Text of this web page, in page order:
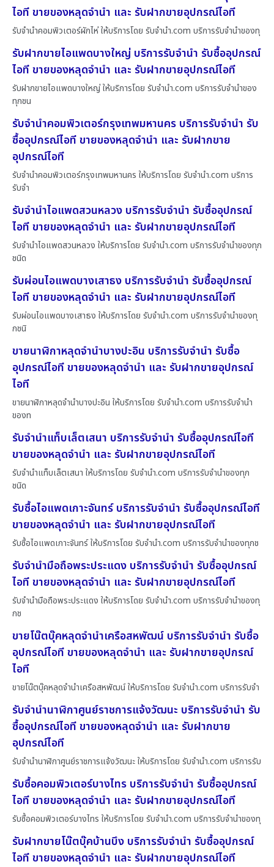
ไอที ขายของหลุดจำนำ และ รับฝากขายอุปกรณ์ไอที
รับจำนำคอมพิวเตอร์ผักไห่ ให้บริการโดย รับจํานํา.com บริการรับจำนำของทุ
รับฝากขายไอแพดบางใหญ่ บริการรับจำนำ รับซื้ออุปกรณ์
ไอที ขายของหลุดจำนำ และ รับฝากขายอุปกรณ์ไอที
รับฝากขายไอแพดบางใหญ่ ให้บริการโดย รับจํานํา.com บริการรับจำนำของ
ทุกชน
รับจำนำคอมพิวเตอร์กรุงเทพมหานคร บริการรับจำนำ รับ
ซื้ออุปกรณ์ไอที ขายของหลุดจำนำ และ รับฝากขาย
อุปกรณ์ไอที
รับจำนำคอมพิวเตอร์กรุงเทพมหานคร ให้บริการโดย รับจํานํา.com บริการ
รับจำ
รับจำนำไอแพดสวนหลวง บริการรับจำนำ รับซื้ออุปกรณ์
ไอที ขายของหลุดจำนำ และ รับฝากขายอุปกรณ์ไอที
รับจำนำไอแพดสวนหลวง ให้บริการโดย รับจํานํา.com บริการรับจำนำของทุก
ชนิด
รับผ่อนไอแพดบางเสาธง บริการรับจำนำ รับซื้ออุปกรณ์
ไอที ขายของหลุดจำนำ และ รับฝากขายอุปกรณ์ไอที
รับผ่อนไอแพดบางเสาธง ให้บริการโดย รับจํานํา.com บริการรับจำนำของทุ
กชนิ
ขายนาฬิกาหลุดจำนำบางปะอิน บริการรับจำนำ รับซื้อ
อุปกรณ์ไอที ขายของหลุดจำนำ และ รับฝากขายอุปกรณ์
ไอที
ขายนาฬิกาหลุดจำนำบางปะอิน ให้บริการโดย รับจํานํา.com บริการรับจำนำ
ของท
รับจำนำแท็บเล็ตเสนา บริการรับจำนำ รับซื้ออุปกรณ์ไอที
ขายของหลุดจำนำ และ รับฝากขายอุปกรณ์ไอที
รับจำนำแท็บเล็ตเสนา ให้บริการโดย รับจํานํา.com บริการรับจำนำของทุก
ชนิด
รับซื้อไอแพดเกาะจันทร์ บริการรับจำนำ รับซื้ออุปกรณ์ไอที
ขายของหลุดจำนำ และ รับฝากขายอุปกรณ์ไอที
รับซื้อไอแพดเกาะจันทร์ ให้บริการโดย รับจํานํา.com บริการรับจำนำของทุกช
รับจำนำมือถือพระประแดง บริการรับจำนำ รับซื้ออุปกรณ์
ไอที ขายของหลุดจำนำ และ รับฝากขายอุปกรณ์ไอที
รับจำนำมือถือพระประแดง ให้บริการโดย รับจํานํา.com บริการรับจำนำของทุ
กช
ขายโน๊ตบุ๊คหลุดจำนำเครือสหพัฒน์ บริการรับจำนำ รับซื้อ
อุปกรณ์ไอที ขายของหลุดจำนำ และ รับฝากขายอุปกรณ์
ไอที
ขายโน๊ตบุ๊คหลุดจำนำเครือสหพัฒน์ ให้บริการโดย รับจํานํา.com บริการรับจำ
รับจำนำนาฬิกาศูนย์ราชการแจ้งวัฒนะ บริการรับจำนำ รับ
ซื้ออุปกรณ์ไอที ขายของหลุดจำนำ และ รับฝากขาย
อุปกรณ์ไอที
รับจำนำนาฬิกาศูนย์ราชการแจ้งวัฒนะ ให้บริการโดย รับจํานํา.com บริการรับ
รับซื้อคอมพิวเตอร์บางไทร บริการรับจำนำ รับซื้ออุปกรณ์
ไอที ขายของหลุดจำนำ และ รับฝากขายอุปกรณ์ไอที
รับซื้อคอมพิวเตอร์บางไทร ให้บริการโดย รับจํานํา.com บริการรับจำนำของทุ
รับฝากขายโน๊ตบุ๊คบ้านบึง บริการรับจำนำ รับซื้ออุปกรณ์
ไอที ขายของหลุดจำนำ และ รับฝากขายอุปกรณ์ไอที